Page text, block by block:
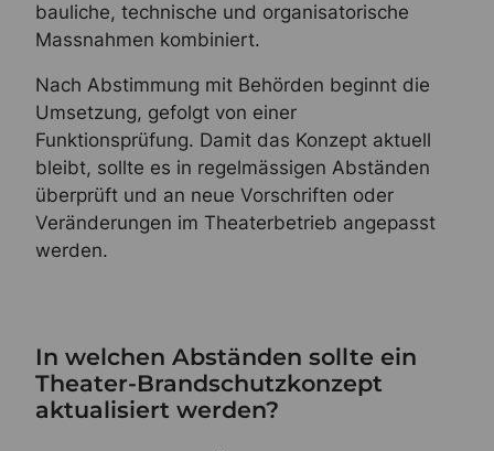
bauliche, technische und organisatorische
Massnahmen kombiniert.
Nach Abstimmung mit Behörden beginnt die
Umsetzung, gefolgt von einer
Funktionsprüfung. Damit das Konzept aktuell
bleibt, sollte es in regelmässigen Abständen
überprüft und an neue Vorschriften oder
Veränderungen im Theaterbetrieb angepasst
werden.
In welchen Abständen sollte ein
Theater-Brandschutzkonzept
aktualisiert werden?